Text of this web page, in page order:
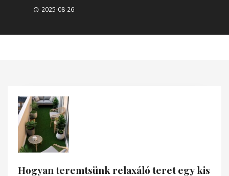
2025-08-26
Hogyan teremtsünk relaxáló teret egy kis